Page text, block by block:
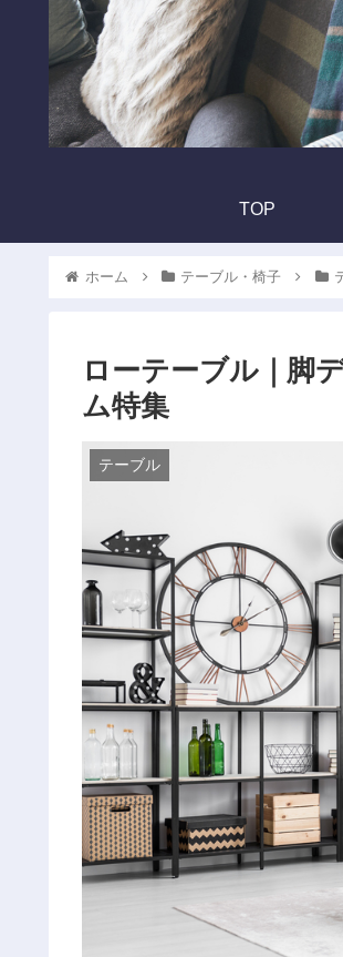
TOP
ホーム テーブル・椅子
ローテーブル｜脚
ム特集
テーブル